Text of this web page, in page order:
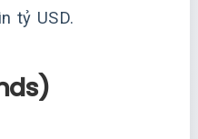
tỷ USD.